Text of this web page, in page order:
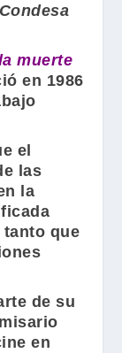
muerte
en 1986
el
las
la
que
de su
en